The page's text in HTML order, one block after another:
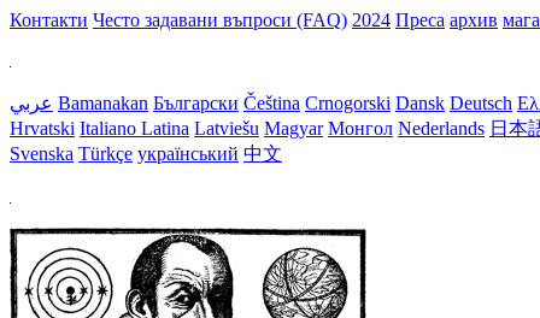
Контакти Често задавани въпроси (FAQ) 2024 Преса архив
عربي Bamanakan Български Čeština Crnogorski Dansk Deutsch
Hrvatski Italiano Latina Latviešu Magyar Монгол Nederlands 日本
Svenska Türkçe український 中文